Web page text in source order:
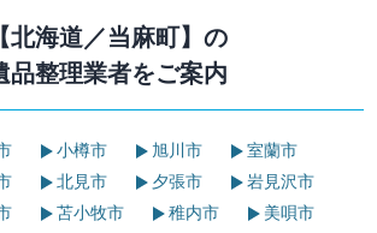
【北海道／当麻町】の
品整理業者をご案内
小樽市 旭川市
室蘭市
北見市 夕張市
岩見沢市
苫小牧市 稚内市
美唄市